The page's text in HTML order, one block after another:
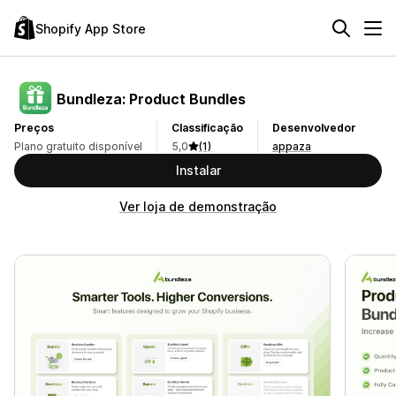
Shopify App Store
Bundleza: Product Bundles
Preços
Plano gratuito disponível
Classificação
5,0
(1)
Desenvolvedor
appaza
Instalar
Ver loja de demonstração